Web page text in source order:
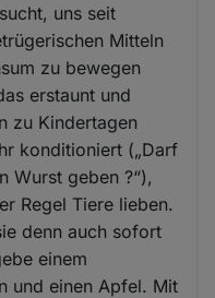
uns seit
Mitteln
zu bewegen
erstaunt und
zu Kindertagen
konditioniert („Darf
Wurst geben ?“),
Regel Tiere lieben.
denn auch sofort
einem
und einen Apfel. Mit